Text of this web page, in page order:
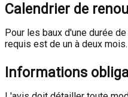
Calendrier de
Pour les baux d'une durée
requis est de un à deux mois.
Informations